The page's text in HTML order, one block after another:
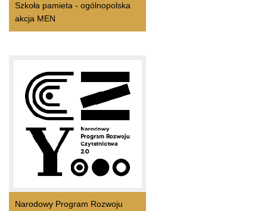
Szkoła pamieta - ogólnopolska
akcja MEN
Narodowy Program Rozwoju